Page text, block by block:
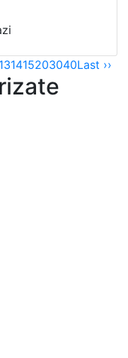
131415203040Last ››